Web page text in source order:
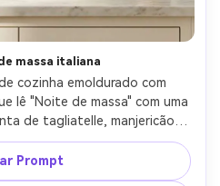
massa italiana
cozinha emoldurado com
lê "Noite de massa" com uma
de tagliatelle, manjericão e
quente, grão de papel sutil,
uma curta linha de receita,
de parede realista acima
Prompt